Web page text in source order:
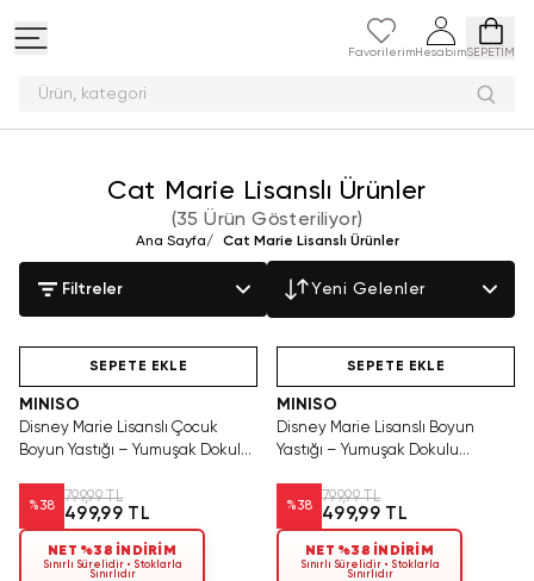
Favorilerim HesabımSEPETİM
Ürün, k
Cat Marie Lisanslı Ürünler
(35 Ürün Gösteriliyor)
Ana Sayfa/ Cat Marie Lisanslı Ürünler
Filtreler Yeni Gelenler
SEPETE EKLE
MINISO
Disney Marie Lisanslı Çocuk
Boyun Yastığı – Yumuşak Dokulu
%38
799,99 TL
499,99 TL
NET %38 İNDİRİM
Sınırlı Sürelidir • Stoklarla
Sınırlıdır
SEPETE EKLE
MINISO
Disney Marie Lisanslı Boyun
Yastığı – Yumuşak Dokulu
Desteği 22 Cm
%38
799,99 TL
499,99 TL
NET %38 İNDİRİM
Sınırlı Sürelidir • Stoklarla
Sınırlıdır